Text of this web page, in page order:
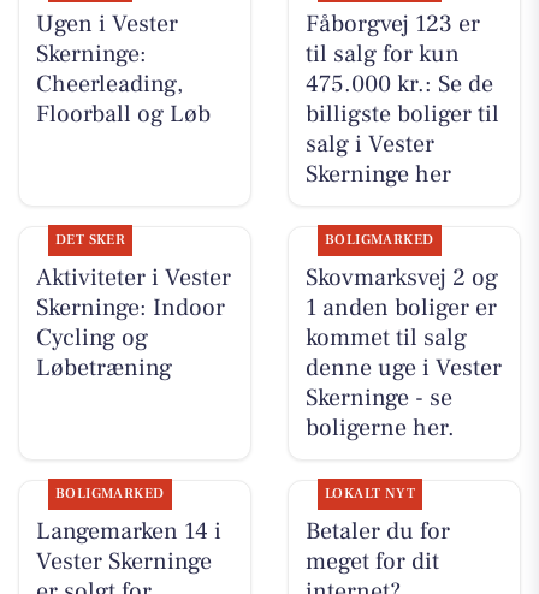
Ugen i Vester
Skerninge:
Cheerleading,
Floorball og Løb
Fåborgvej 123 er
til salg for kun
475.000 kr.: Se de
billigste boliger til
salg i Vester
Skerninge her
DET SKER
Aktiviteter i Vester
Skerninge: Indoor
Cycling og
Løbetræning
BOLIGMARKED
Skovmarksvej 2 og
1 anden boliger er
kommet til salg
denne uge i Vester
Skerninge - se
boligerne her.
BOLIGMARKED
Langemarken 14 i
Vester Skerninge
LOKALT NYT
Betaler du for
meget for dit